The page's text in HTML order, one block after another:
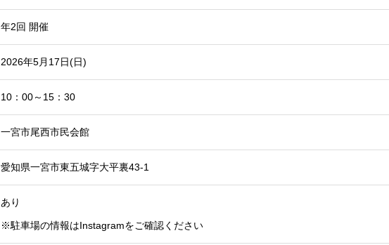
年2回 開催
2026年5月17日(日)
10：00～15：30
一宮市尾西市民会館
愛知県一宮市東五城字大平裏43-1
あり
※駐車場の情報はInstagramをご確認ください